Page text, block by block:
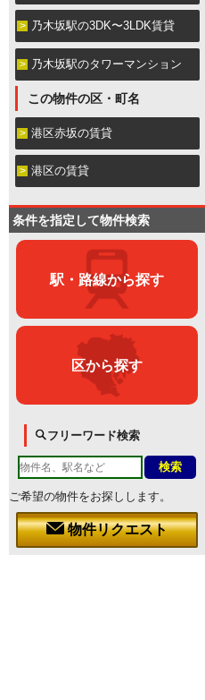
乃木坂駅の3DK〜3LDK賃貸
乃木坂駅のタワーマンション
この物件の区・町名
港区赤坂の賃貸
港区の賃貸
条件を指定して物件検索
駅・路線から探す
区から探す
フリーワード検索
ご希望の物件をお探しします。
物件リクエスト